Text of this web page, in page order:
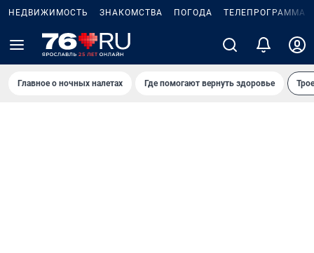
НЕДВИЖИМОСТЬ ЗНАКОМСТВА ПОГОДА ТЕЛЕПРОГРАММА
Главное о ночных налетах Где помогают вернуть здоровье